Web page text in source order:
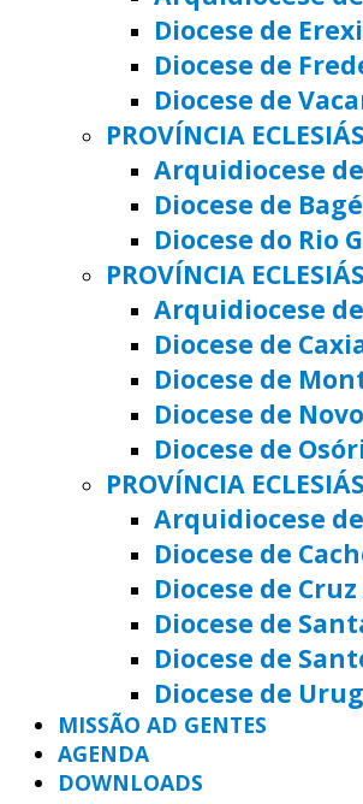
Diocese de
Diocese de
Diocese de
PROVÍNCIA
Arquidiocese
Diocese de Bagé
Diocese do Rio
PROVÍNCIA
Arquidiocese
Diocese de
Diocese de
Diocese de
Diocese de
PROVÍNCIA
Arquidiocese
Diocese de
Diocese de
Diocese de
Diocese de
Diocese de
MISSÃO AD GENTES
AGENDA
DOWNLOADS